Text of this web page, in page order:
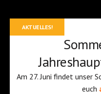
AKTUELLES!
Am 27. Juni findet unser
euch